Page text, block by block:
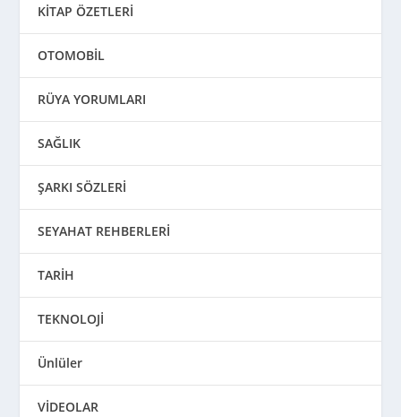
KİTAP ÖZETLERİ
OTOMOBİL
RÜYA YORUMLARI
SAĞLIK
ŞARKI SÖZLERİ
SEYAHAT REHBERLERİ
TARİH
TEKNOLOJİ
Ünlüler
VİDEOLAR